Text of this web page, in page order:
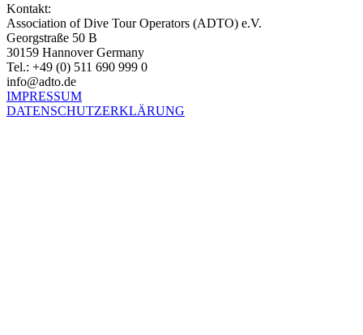
Kontakt:
Association of Dive Tour Operators (ADTO) e.V.
Georgstraße 50 B
30159 Hannover Germany
Tel.: +49 (0) 511 690 999 0
info@adto.de
IMPRESSUM
DATENSCHUTZERKLÄRUNG